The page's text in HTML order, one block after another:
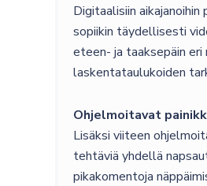
Digitaalisiin
sopiikin täydellisesti
eteen- ja taaksepäin
laskentataulukoiden
Ohjelmoitavat
Lisäksi viiteen
tehtäviä yhdellä
pikakomentoja